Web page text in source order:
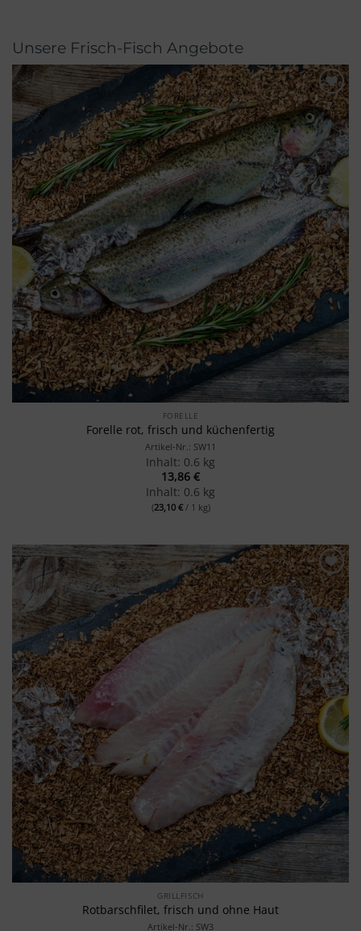
Unsere Frisch-Fisch Angebote
Merken
FORELLE
Forelle rot, frisch und küchenfertig
Artikel-Nr.: SW11
Inhalt: 0.6 kg
13,86 €
Inhalt: 0.6 kg
(23,10 €/ 1 kg)
Merken
GRILLFISCH
Rotbarschfilet, frisch und ohne Haut
Artikel-Nr.: SW3